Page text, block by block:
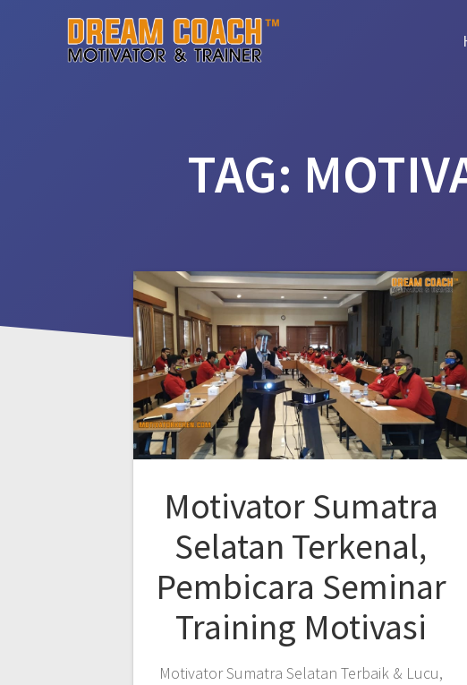
TAG:
Motivator Sumatra
Selatan Terkenal,
Pembicara Seminar
Training Motivasi
Motivator Sumatra Selatan Terbaik & Lucu,